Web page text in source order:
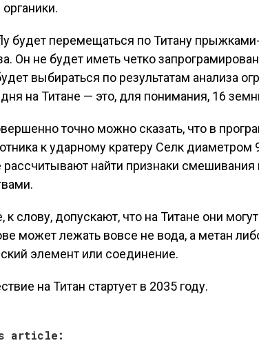
будет перемещаться по Титану
Он не будет иметь четко
выбираться по результатам анализа
на Титане — это, для понимания, 16
точно можно сказать, что в
к ударному кратеру Селк диаметром
найти признаки
к слову, допускают, что на Титане они
может лежать вовсе не вода, а метан
элемент или соединение.
на Титан стартует в 2035 году.
article: